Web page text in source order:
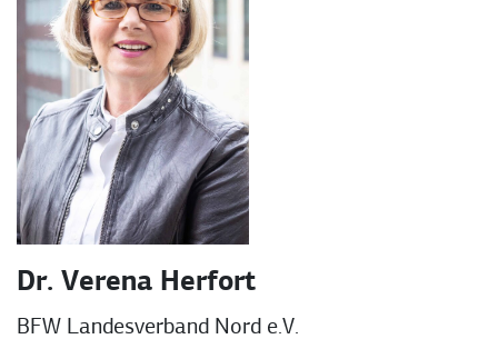
Dr. Verena Herfort
BFW Landesverband Nord e.V.